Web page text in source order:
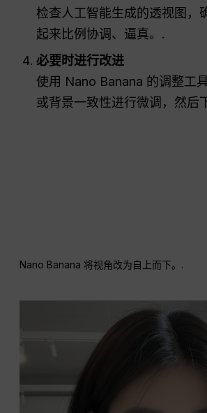
检查人工智能生成的透视图，
起来比例协调、逼真。.
必要时进行改进
使用 Nano Banana 的调整工
或背景一致性进行微调，然后
Nano Banana 将视角改为自上而下。.